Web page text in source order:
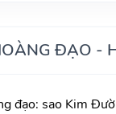
ĐẠO -
đạo: sao Kim